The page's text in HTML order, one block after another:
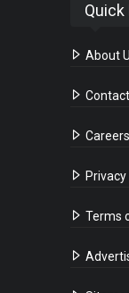
Quick
About
Careers
Terms